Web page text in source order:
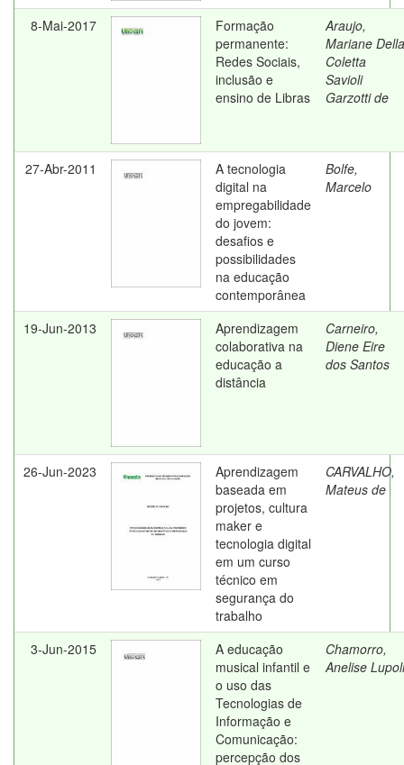
8-Mai-2017
Formação
permanente:
Redes Sociais,
inclusão e
ensino de Libras
Araujo,
Mariane Della
Coletta
Savioli
Garzotti de
27-Abr-2011
A tecnologia
digital na
empregabilidade
do jovem:
desafios e
possibilidades
na educação
contemporânea
Bolfe,
Marcelo
19-Jun-2013
Aprendizagem
colaborativa na
educação a
distância
Carneiro,
Diene Eire
dos Santos
26-Jun-2023
Aprendizagem
baseada em
projetos, cultura
maker e
tecnologia digital
em um curso
técnico em
segurança do
trabalho
CARVALHO,
Mateus de
3-Jun-2015
A educação
musical infantil e
o uso das
Tecnologias de
Informação e
Comunicação:
percepção dos
Chamorro,
Anelise Lupoli